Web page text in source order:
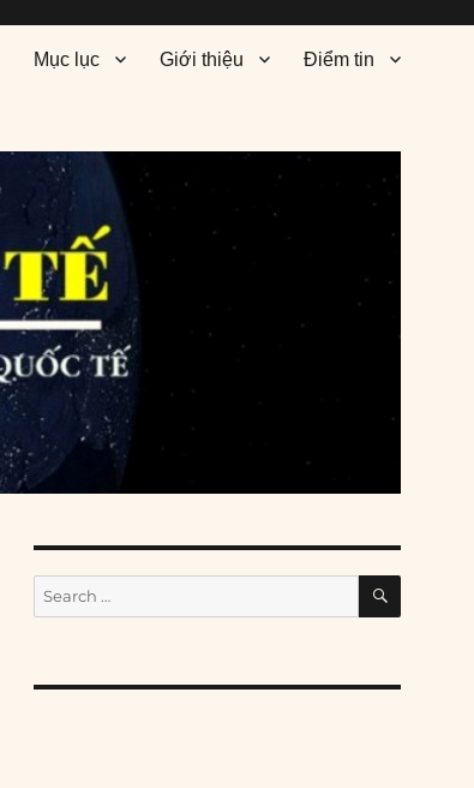
Mục lục Giới thiệu Điểm tin
Search
for:
SEARCH